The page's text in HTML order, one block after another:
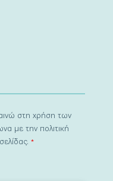
στη χρήση των
με την πολιτική
*